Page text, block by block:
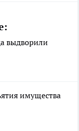
выдворили
имущества